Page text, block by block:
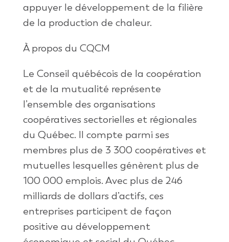
appuyer le développement de la filière
de la production de chaleur.
À propos du CQCM
Le Conseil québécois de la coopération
et de la mutualité représente
l’ensemble des organisations
coopératives sectorielles et régionales
du Québec. Il compte parmi ses
membres plus de 3 300 coopératives et
mutuelles lesquelles génèrent plus de
100 000 emplois. Avec plus de 246
milliards de dollars d’actifs, ces
entreprises participent de façon
positive au développement